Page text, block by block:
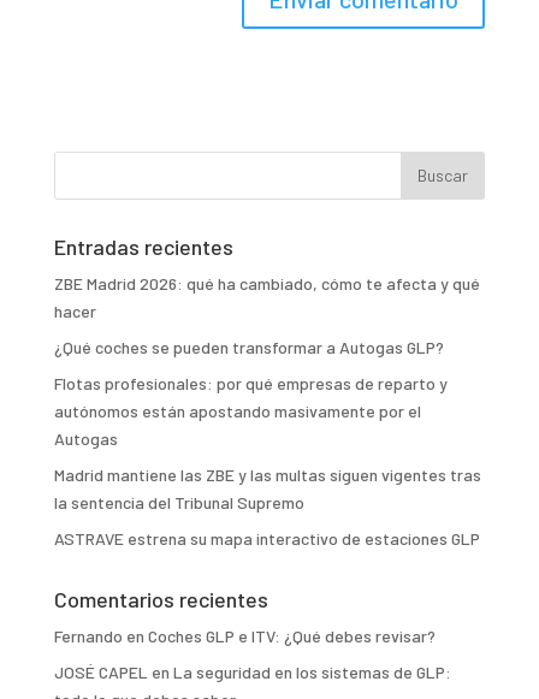
Entradas recientes
ZBE Madrid 2026: qué ha cambiado, cómo te afecta y qué
hacer
¿Qué coches se pueden transformar a Autogas GLP?
Flotas profesionales: por qué empresas de reparto y
autónomos están apostando masivamente por el
Autogas
Madrid mantiene las ZBE y las multas siguen vigentes tras
la sentencia del Tribunal Supremo
ASTRAVE estrena su mapa interactivo de estaciones GLP
Comentarios recientes
Fernando en Coches GLP e ITV: ¿Qué debes revisar?
JOSÉ CAPEL en La seguridad en los sistemas de GLP: